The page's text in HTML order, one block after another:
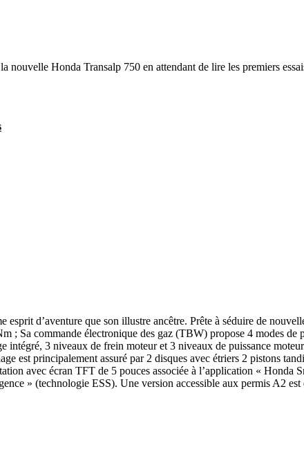
Honda Transalp 750 en attendant de lire les premiers
d’aventure que son illustre ancêtre. Prête à séduire de
; Sa commande électronique des gaz (TBW) propose 4 modes de
3 niveaux de frein moteur et 3 niveaux de puissance
est principalement assuré par 2 disques avec étriers 2 pistons
avec écran TFT de 5 pouces associée à l’application «
» (technologie ESS). Une version accessible aux permis A2